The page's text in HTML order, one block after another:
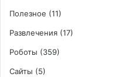
Полезное (11)
Развлечения (17)
Роботы (359)
Сайты (5)